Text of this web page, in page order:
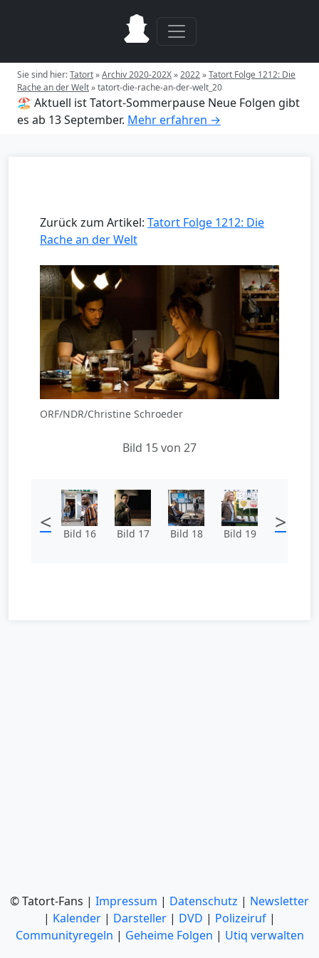
Sie sind hier:Tatort»Archiv 2020-202X»2022»Tatort Folge 1212: Die
Rache an der Welt»tatort-die-rache-an-der-welt_20
🏖️ Aktuell ist Tatort-Sommerpause Neue Folgen gibt
es ab 13 September. Mehr erfahren →
Zurück zum Artikel: Tatort Folge 1212: Die
Rache an der Welt
ORF/NDR/Christine Schroeder
Bild 15 von 27
< Bild 16 Bild 17 Bild 18 Bild 19 >
© Tatort-Fans | Impressum | Datenschutz | Newsletter
| Kalender | Darsteller | DVD | Polizeiruf |
Communityregeln | Geheime Folgen | Utiq verwalten